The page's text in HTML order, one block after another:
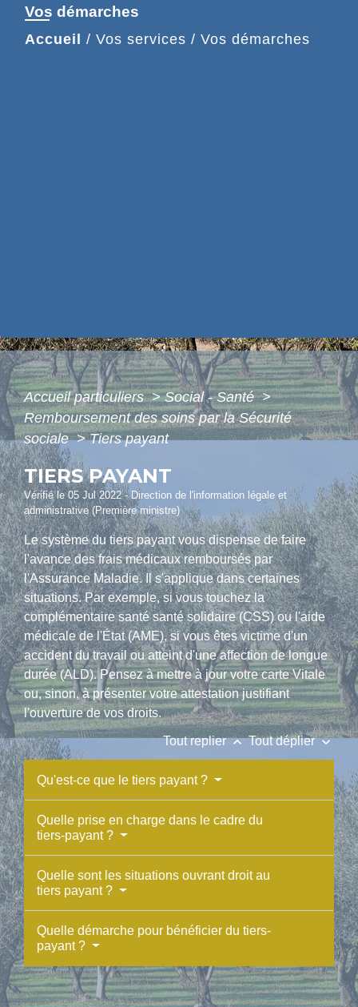
Vos démarches
Accueil / Vos services / Vos démarches
Accueil particuliers> Social - Santé>
Remboursement des soins par la Sécurité
sociale> Tiers payant
TIERS PAYANT
Vérifié le 05 Jul 2022 - Direction de l'information légale et
administrative (Première ministre)
Le système du tiers payant vous dispense de faire
l'avance des frais médicaux remboursés par
l'Assurance Maladie. Il s'applique dans certaines
situations. Par exemple, si vous touchez la
complémentaire santé santé solidaire (CSS) ou l'aide
médicale de l'État (AME), si vous êtes victime d'un
accident du travail ou atteint d'une affection de longue
durée (ALD). Pensez à mettre à jour votre carte Vitale
ou, sinon, à présenter votre attestation justifiant
l'ouverture de vos droits.
Tout replierkeyboard_arrow_up Tout déplierkeyboard_arrow_down
Qu'est-ce que le tiers payant ?
Quelle prise en charge dans le cadre du
tiers-payant ?
Quelle sont les situations ouvrant droit au
tiers payant ?
Quelle démarche pour bénéficier du tiers-
payant ?